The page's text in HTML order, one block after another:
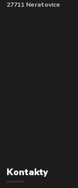
27711 Neratovice
Kontakty